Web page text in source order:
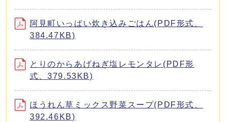
阿見町いっぱい炊き込みごはん(PDF形式、
384.47KB)
とりのからあげねぎ塩レモンタレ(PDF形
式、379.53KB)
ほうれん草ミックス野菜スープ(PDF形式、
392.46KB)